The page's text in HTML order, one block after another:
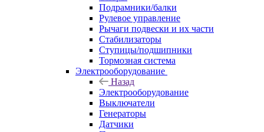
Подрамники/балки
Рулевое управление
Рычаги подвески и их части
Стабилизаторы
Ступицы/подшипники
Тормозная система
Электрооборудование
Назад
Электрооборудование
Выключатели
Генераторы
Датчики